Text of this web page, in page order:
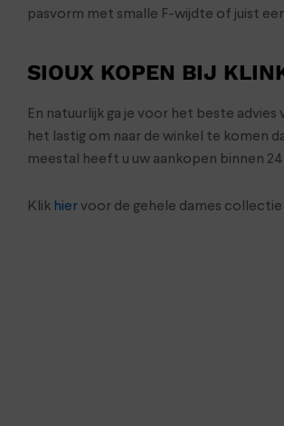
pasvorm met smalle F-wijdte of juist
SIOUX KOPEN BIJ
En natuurlijk ga je voor het beste
het lastig om naar de winkel te komen
meestal heeft u uw aankopen binnen 24
Klik hiervoor de gehele dames collectie